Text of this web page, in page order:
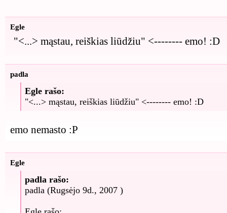
Egle
"<...> mąstau, reiškias liūdžiu" <-------- emo! :D
padla
Egle rašo:
"<...> mąstau, reiškias liūdžiu" <-------- emo! :D
emo nemasto :P
Egle
padla rašo:
padla (Rugsėjo 9d., 2007 )